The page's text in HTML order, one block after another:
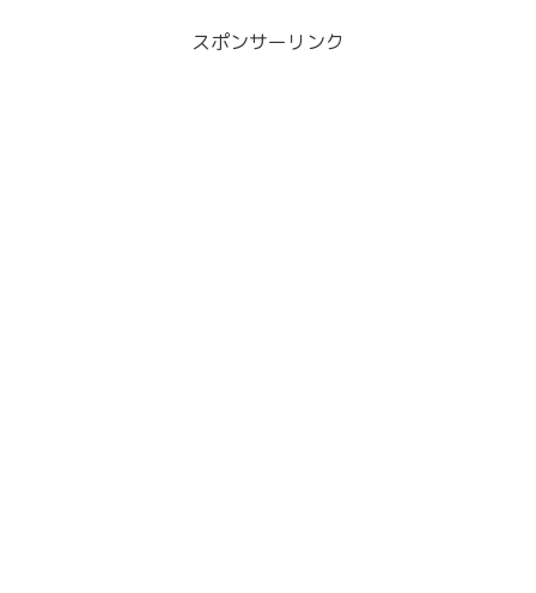
のか？
スポンサーリンク